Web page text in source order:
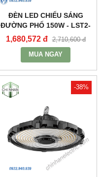
ĐÈN LED CHIẾU SÁNG
ĐƯỜNG PHỐ 150W - LST2-
150 - MPE
1,680,572 đ 2,710,600 đ
MUA NGAY
-38%